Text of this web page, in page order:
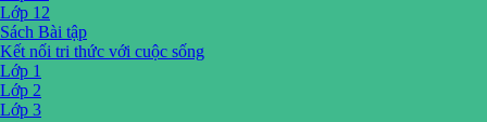
Lớp 12
Sách Bài tập
Kết nối tri thức với cuộc sống
Lớp 1
Lớp 2
Lớp 3